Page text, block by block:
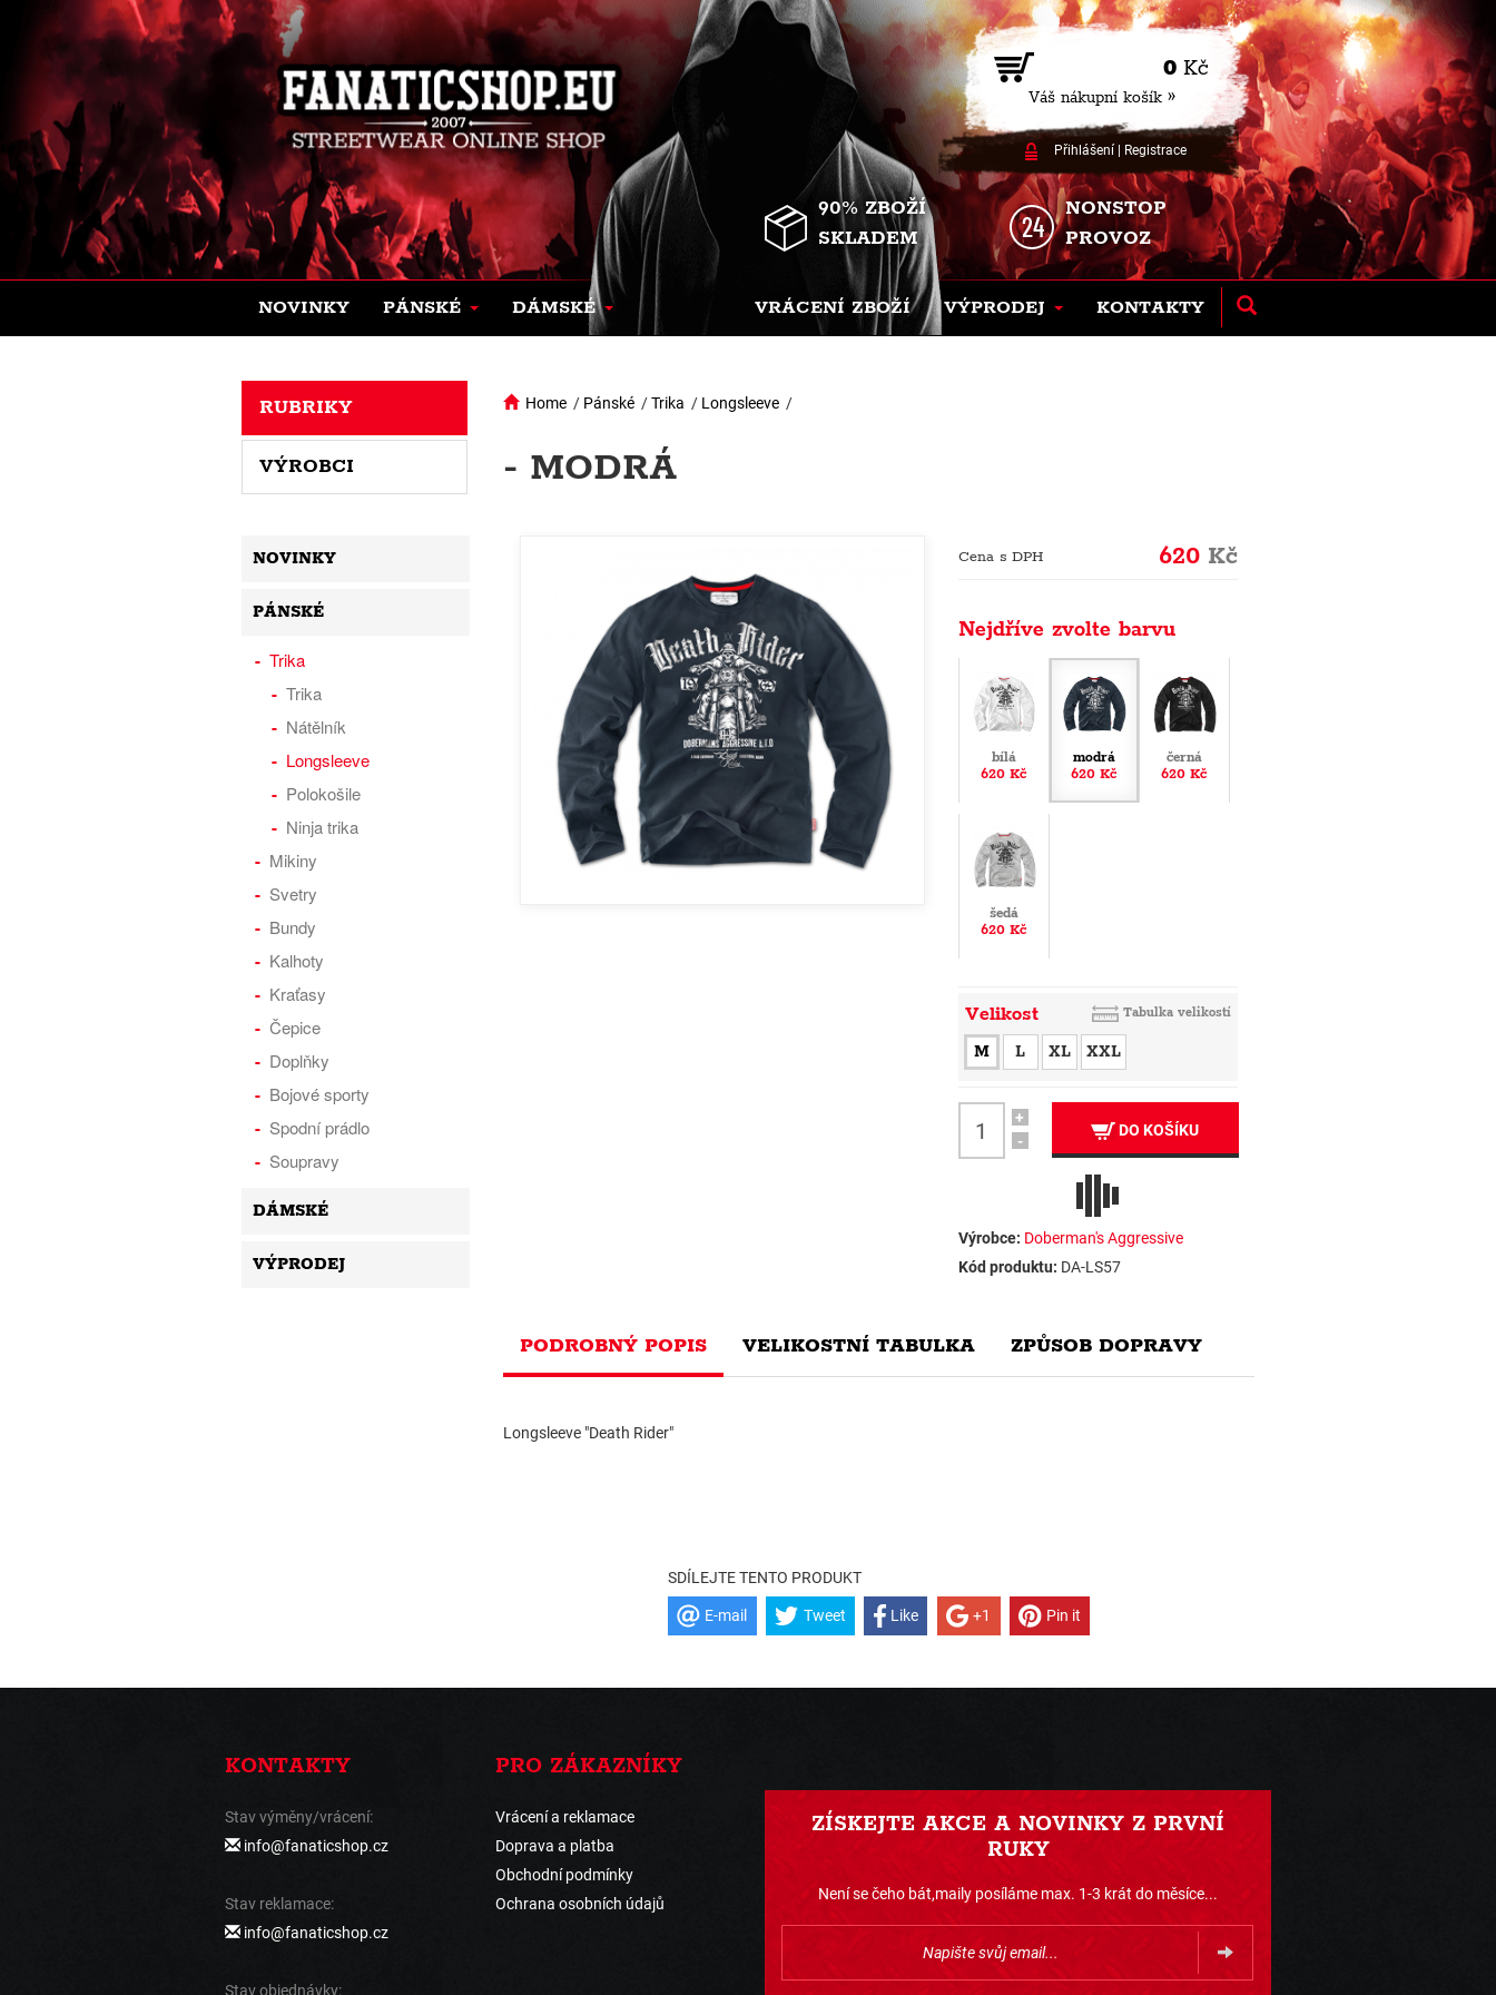
0 Kč
Váš nákupní košík »
Přihlášení| Registrace
90% ZBOŽÍ
SKLADEM
NONSTOP
PROVOZ
NOVINKY PÁNSKÉ DÁMSKÉ VRÁCENÍ ZBOŽÍ VÝPRODEJ KONTAKTY
Home / Pánské /Trika / Longsleeve /
- MODRÁ
Cena s DPH 620 Kč
Nejdříve zvolte barvu
bílá
620 Kč
modrá
620 Kč
černá
620 Kč
šedá
620 Kč
Velikost Tabulka velikostí
M L XL XXL
+
-
DO KOŠÍKU
Výrobce: Doberman's Aggressive
Kód produktu: DA-LS57
PODROBNÝ POPIS VELIKOSTNÍ TABULKA ZPŮSOB DOPRAVY
Longsleeve "Death Rider"
SDÍLEJTE TENTO PRODUKT
E-mail Tweet Like +1 Pin it
RUBRIKY
VÝROBCI
NOVINKY
PÁNSKÉ
Trika
Trika
Nátělník
Longsleeve
Polokošile
Ninja trika
Mikiny
Svetry
Bundy
Kalhoty
Kraťasy
Čepice
Doplňky
Bojové sporty
Spodní prádlo
Soupravy
DÁMSKÉ
VÝPRODEJ
KONTAKTY
Stav výměny/vrácení:
info@fanaticshop.cz
Stav reklamace:
info@fanaticshop.cz
Stav objednávky:
PRO ZÁKAZNÍKY
Vrácení a reklamace
Doprava a platba
Obchodní podmínky
Ochrana osobních údajů
ZÍSKEJTE AKCE A NOVINKY Z PRVNÍ
RUKY
Není se čeho bát,maily posíláme max. 1-3 krát do měsíce...